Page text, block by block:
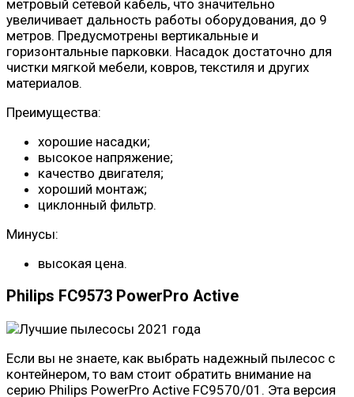
метровый сетевой кабель, что значительно
увеличивает дальность работы оборудования, до 9
метров. Предусмотрены вертикальные и
горизонтальные парковки. Насадок достаточно для
чистки мягкой мебели, ковров, текстиля и других
материалов.
Преимущества:
хорошие насадки;
высокое напряжение;
качество двигателя;
хороший монтаж;
циклонный фильтр.
Минусы:
высокая цена.
Philips FC9573 PowerPro Active
Если вы не знаете, как выбрать надежный пылесос с
контейнером, то вам стоит обратить внимание на
серию Philips PowerPro Active FC9570/01. Эта версия